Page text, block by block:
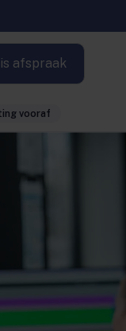
afspraak
vooraf